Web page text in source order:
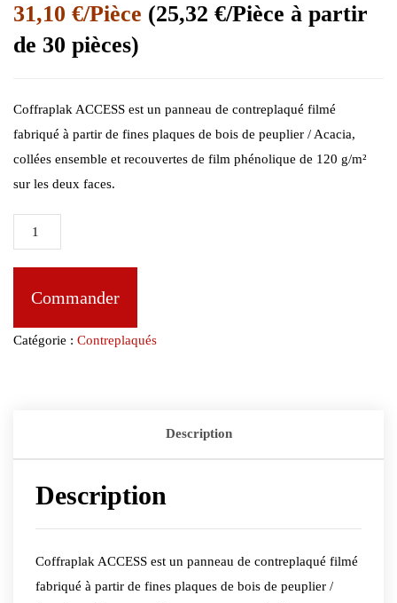
31,10 €/Pièce (25,32 €/Pièce à partir
de 30 pièces)
Coffraplak ACCESS est un panneau de contreplaqué filmé
fabriqué à partir de fines plaques de bois de peuplier / Acacia,
collées ensemble et recouvertes de film phénolique de 120 g/m²
sur les deux faces.
Commander
Catégorie : Contreplaqués
Description
Description
Coffraplak ACCESS est un panneau de contreplaqué filmé
fabriqué à partir de fines plaques de bois de peuplier /